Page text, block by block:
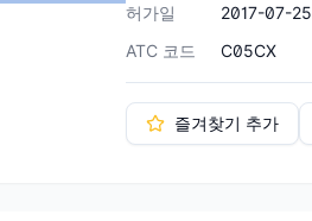
허가일
2017-07-25
ATC 코드
C05CX
즐겨찾기 추가